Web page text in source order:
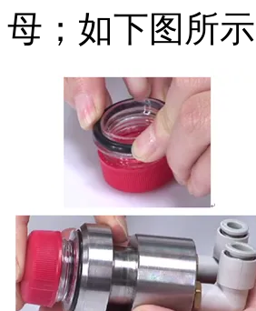
母；如下图所示